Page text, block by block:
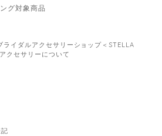
グ対象商品
ライダルアクセサリーショップ＜STELLA
クセサリーについて